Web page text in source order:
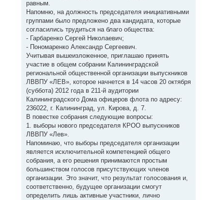
равным.
Напомню, на должность председателя инициативными
группами было предложено два кандидата, которые
согласились трудиться на благо общества:
- Гарбаренко Сергей Николаевич;
- Пономаренко Александр Сергеевич.
Учитывая вышеизложенное, приглашаю принять
участие в общем собрании Калининградской
региональной общественной организации выпускников
ЛВВПУ «ЛЕВ», которое начнется в 14 часов 20 октября
(суббота) 2012 года в 211-й аудитории
Калининградского Дома офицеров флота по адресу:
236022, г. Калининград, ул. Кирова, д. 7.
В повестке собрания следующие вопросы:
1. выборы нового председателя КРОО выпускников
ЛВВПУ «Лев».
Напоминаю, что выборы председателя организации
является исключительной компетенцией общего
собрания, а его решения принимаются простым
большинством голосов присутствующих членов
организации. Это значит, что результат голосования и,
соответственно, будущее организации смогут
определить лишь активные участники, лично